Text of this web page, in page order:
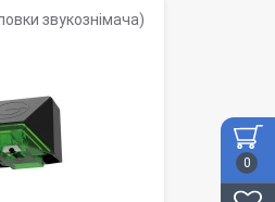
0
звукознімача)